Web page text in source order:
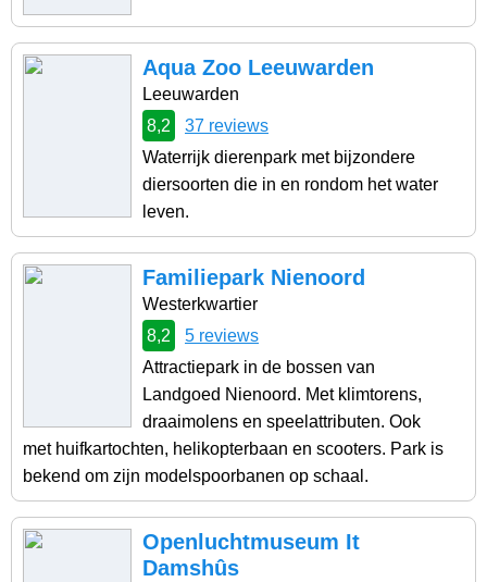
Aqua Zoo Leeuwarden
Leeuwarden
8,2
37 reviews
Waterrijk dierenpark met bijzondere
diersoorten die in en rondom het water
leven.
Familiepark Nienoord
Westerkwartier
8,2
5 reviews
Attractiepark in de bossen van
Landgoed Nienoord. Met klimtorens,
draaimolens en speelattributen. Ook
met huifkartochten, helikopterbaan en scooters. Park is
bekend om zijn modelspoorbanen op schaal.
Openluchtmuseum It
Damshûs